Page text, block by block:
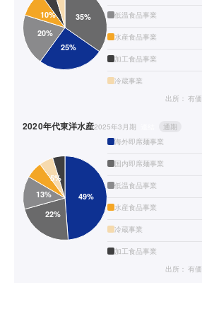
低温食品事業
水産食品事業
加工食品事業
冷蔵事業
出所： 有
2020年代東洋水産2025年3月期
通期
海外即席麺事業
国内即席麺事業
低温食品事業
水産食品事業
冷蔵事業
加工食品事業
出所： 有